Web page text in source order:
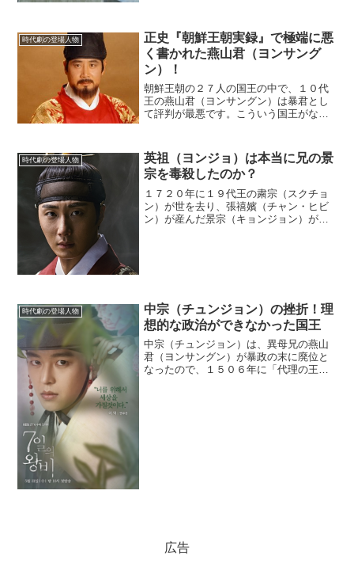
位継承者であることを力で見せつけよう
とした。三男の能力を評価...
時代劇の登場人物
正史『朝鮮王朝実録』で極端に悪
く書かれた燕山君（ヨンサング
ン）！
朝鮮王朝の２７人の国王の中で、１０代
王の燕山君（ヨンサングン）は暴君とし
て評判が最悪です。こういう国王がなぜ
(adsbygoogle = window.adsbygoogl...
時代劇の登場人物
英祖（ヨンジョ）は本当に兄の景
宗を毒殺したのか？
１７２０年に１９代王の粛宗（スクチョ
ン）が世を去り、張禧嬪（チャン・ヒビ
ン）が産んだ景宗（キョンジョン）が２
時代劇の登場人物
中宗（チュンジョン）の挫折！理
想的な政治ができなかった国王
中宗（チュンジョン）は、異母兄の燕山
君（ヨンサングン）が暴政の末に廃位と
なったので、１５０６年に「代理の王」
広告